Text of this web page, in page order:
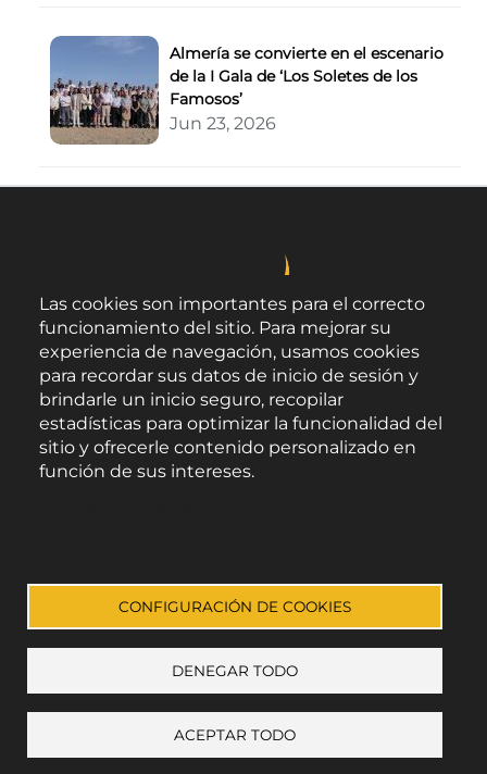
Almería se convierte en el escenario
de la I Gala de ‘Los Soletes de los
Famosos’
Jun 23, 2026
Aviso legal-Política de privacidad-
Accesibilidad
Enlace a Facebook
Enlace a Instagram
Enlace a Youtube Channel
Enlace a X (Twitter)
Las cookies son importantes para el correcto
funcionamiento del sitio. Para mejorar su
experiencia de navegación, usamos cookies
para recordar sus datos de inicio de sesión y
brindarle un inicio seguro, recopilar
estadísticas para optimizar la funcionalidad del
sitio y ofrecerle contenido personalizado en
función de sus intereses.
CONFIGURACIÓN DE COOKIES
DENEGAR TODO
ACEPTAR TODO